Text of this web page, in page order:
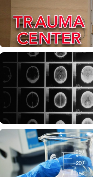
Iptek
Feature – Di tengah
tentukan pasien yang
Indonesia 08 Aug 2026
Ilmuwan kembangkan
membantu ahli bedah
membunuh kanker